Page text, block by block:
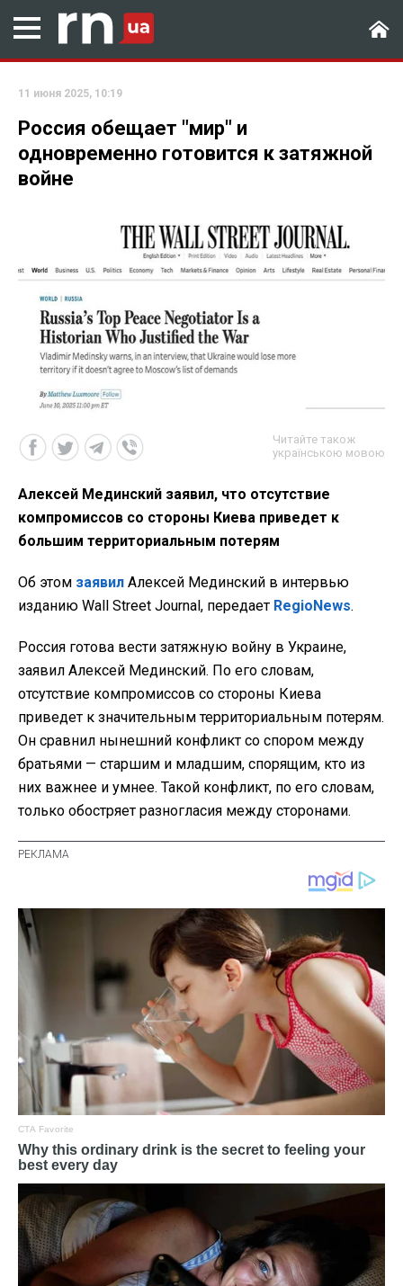
11 июня 2025, 10:19
Россия обещает "мир" и
одновременно готовится к затяжной
войне
Читайте також
українською мовою
Алексей Мединский заявил, что отсутствие
компромиссов со стороны Киева приведет к
большим территориальным потерям
Об этом заявил Алексей Мединский в интервью
изданию Wall Street Journal, передает RegioNews.
Россия готова вести затяжную войну в Украине,
заявил Алексей Мединский. По его словам,
отсутствие компромиссов со стороны Киева
приведет к значительным территориальным потерям.
Он сравнил нынешний конфликт со спором между
братьями — старшим и младшим, спорящим, кто из
них важнее и умнее. Такой конфликт, по его словам,
только обостряет разногласия между сторонами.